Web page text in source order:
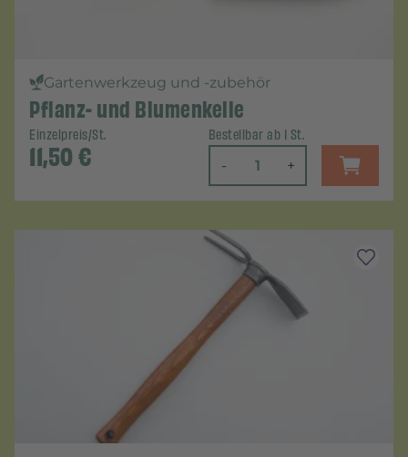
Gartenwerkzeug und -zubehör
Pflanz- und Blumenkelle
Einzelpreis/St.
11,50€
Bestellbar ab 1 St.
- +